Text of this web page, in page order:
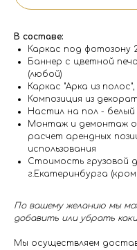
В составе:
Каркас под фотозону
Баннер с цветной
(любой)
Каркас "Арка из
Композиция из
Настил на пол - белый
Монтаж и демонтаж
расчет арендных
использования
Стоимость грузовой
г.Екатеринбурга
По вашему желанию мы
добавить или убрать
Мы осуществляем